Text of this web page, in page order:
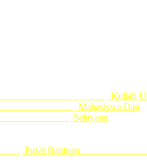
Sjsn Bpjs
Kuliah
Mahasiswa Dan
Darah
Selayang
Pusat